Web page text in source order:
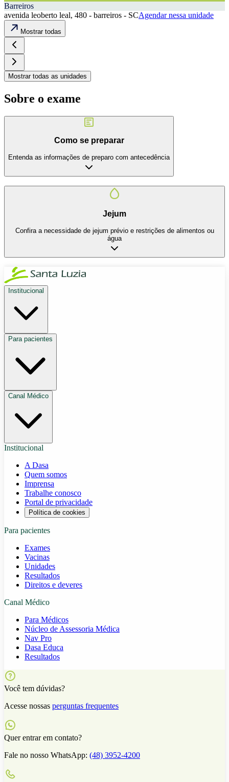
Barreiros
avenida leoberto leal, 480 - barreiros - SCAgendar nessa unidade
Mostrar todas
Mostrar todas as unidades
Sobre o exame
Como se preparar
Entenda as informações de preparo com antecedência
Jejum
Confira a necessidade de jejum prévio e restrições de alimentos ou
água
Institucional
Para pacientes
Canal Médico
Institucional
A Dasa
Quem somos
Imprensa
Trabalhe conosco
Portal de privacidade
Política de cookies
Para pacientes
Exames
Vacinas
Unidades
Resultados
Direitos e deveres
Canal Médico
Para Médicos
Núcleo de Assessoria Médica
Nav Pro
Dasa Educa
Resultados
Você tem dúvidas?
Acesse nossas perguntas frequentes
Quer entrar em contato?
Fale no nosso WhatsApp: (48) 3952-4200